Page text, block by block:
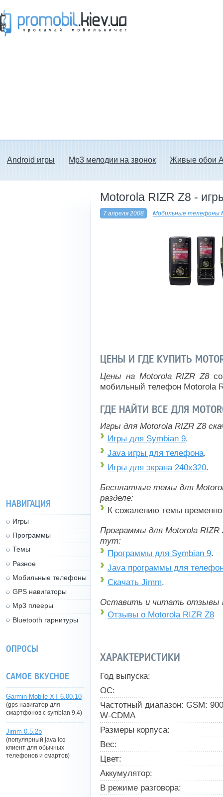
Android игры Mp3 мелодии на звонок Живые обои
Motorola RIZR Z8 -
7 апреля 2008 Мобильные телефоны
ЦЕНЫ И ГДЕ КУПИТЬ
Цены на Motorola RIZR Z8
мобильный телефон Motorola
ГДЕ НАЙТИ ВСЕ ДЛЯ
Игры для Motorola RIZR Z8
Игры для Symbian 9.
Java игры для телефона.
Игры для экрана 240x320.
Бесплатные темы для
разделе:
К сожалению темы
Программы для Motorola
тут:
Программы для Symbian 9.
Java программы для
Скачать Jimm.
Оставить и читать отзывы
Отзывы о Motorola RIZR Z8
ХАРАКТЕРИСТИКИ
Год выпуска:
ОС:
Частотный диапазон: GSM:
W-CDMA
Размеры корпуса:
Вес:
Цвет:
Аккумулятор:
В режиме разговора:
НАВИГАЦИЯ
Игры
Программы
Темы
Разное
Мобильные телефоны
GPS навигаторы
Mp3 плееры
Bluetooth гарнитуры
ОПРОСЫ
САМОЕ ВКУСНОЕ
Garmin Mobile XT 6.00.10
(gps навигатор для
смартфонов с symbian 9.4)
Jimm 0.5.2b
(популярный java icq
клиент для обычных
телефонов и смартов)